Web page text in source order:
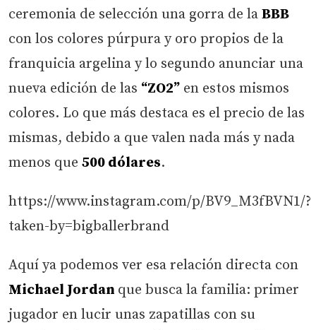
ceremonia de selección una gorra de la BBB
con los colores púrpura y oro propios de la
franquicia argelina y lo segundo anunciar una
nueva edición de las “ZO2” en estos mismos
colores. Lo que más destaca es el precio de las
mismas, debido a que valen nada más y nada
menos que 500 dólares.
https://www.instagram.com/p/BV9_M3fBVN1/?
taken-by=bigballerbrand
Aquí ya podemos ver esa relación directa con
Michael Jordan que busca la familia: primer
jugador en lucir unas zapatillas con su